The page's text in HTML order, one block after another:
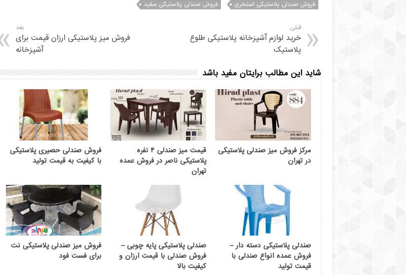
فروش صندلی پلاستیکی استخری
فروش صندلی پلاستیکی سفید
قبلی
خرید لوازم آشپزخانه پلاستیکی طلوع
پلاستیک
بعد
فروش میز پلاستیکی ارزان قیمت برای
آشپزخانه
شاید این مطالب برایتان مفید باشد
مرکز فروش میز صندلی پلاستیکی
در تهران
قیمت میز صندلی ۴ نفره
پلاستیکی ناصر در فروش عمده
تهران
فروش صندلی حصیری پلاستیکی
با کیفیت به قیمت تولید
صندلی پلاستیکی دسته دار –
فروش عمده انواع صندلی با
قیمت تولید
صندلی پلاستیکی پایه چوبی –
فروش صندلی با قیمت ارزان و
کیفیت بالا
فروش میز صندلی پلاستیکی نت
برای فست فود